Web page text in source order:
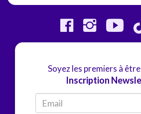
Soyez les premiers à
Inscription